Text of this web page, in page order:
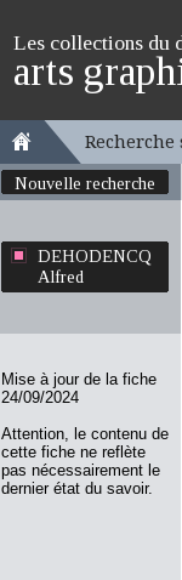
Les collections du
arts
Recherche
Nouvelle recherche
DEHODENCQ
Alfred
Mise à jour de la fiche
24/09/2024
Attention, le contenu de
cette fiche ne reflète
pas nécessairement le
dernier état du savoir.